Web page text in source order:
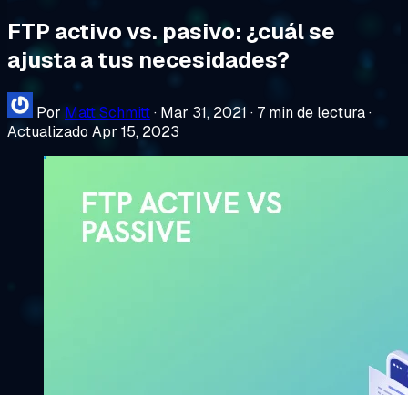
FTP activo vs. pasivo: ¿cuál se
ajusta a tus necesidades?
Por Matt Schmitt· Mar 31, 2021 · 7 min de lectura·
Actualizado Apr 15, 2023